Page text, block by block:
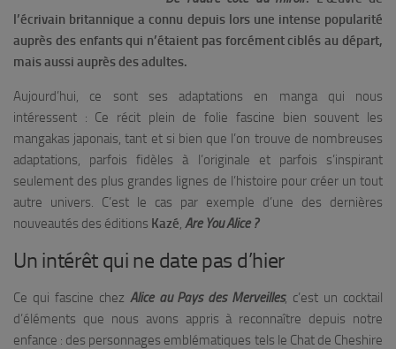
l’écrivain britannique a connu depuis lors une intense popularité
auprès des enfants qui n’étaient pas forcément ciblés au départ,
mais aussi auprès des adultes.
Aujourd’hui, ce sont ses adaptations en manga qui nous
intéressent : Ce récit plein de folie fascine bien souvent les
mangakas japonais, tant et si bien que l’on trouve de nombreuses
adaptations, parfois fidèles à l’originale et parfois s’inspirant
seulement des plus grandes lignes de l’histoire pour créer un tout
autre univers. C’est le cas par exemple d’une des dernières
nouveautés des éditions Kazé, Are You Alice ?
Un intérêt qui ne date pas d’hier
Ce qui fascine chez Alice au Pays des Merveilles, c’est un cocktail
d’éléments que nous avons appris à reconnaître depuis notre
enfance : des personnages emblématiques tels le Chat de Cheshire